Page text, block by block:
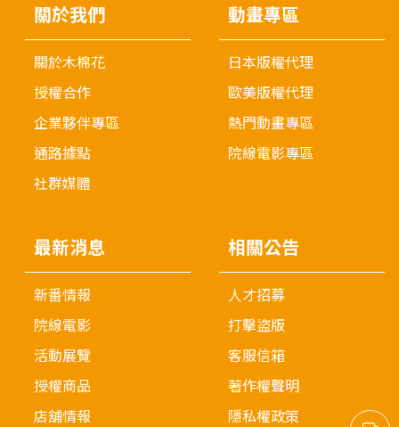
關於我們
關於木棉花
授權合作
企業夥伴專區
通路據點
社群媒體
動畫專區
日本版權代理
歐美版權代理
熱門動畫專區
院線電影專區
最新消息
新番情報
院線電影
活動展覽
授權商品
店舖情報
相關公告
人才招募
打擊盜版
客服信箱
著作權聲明
隱私權政策